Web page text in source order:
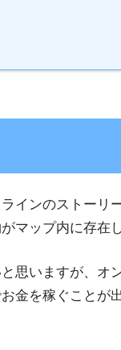
インのストーリ
マップ内に存在
思いますが、オ
金を稼ぐことが